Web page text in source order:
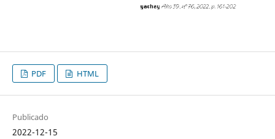
PDF HTML
Publicado
2022-12-15